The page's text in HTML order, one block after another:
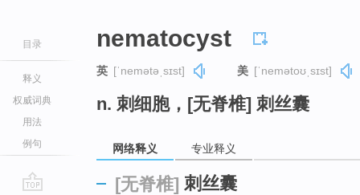
目录
释义
权威词典
用法
例句
nematocyst
英 [ˈnemətəˌsɪst] 美 [ˈnemətoʊˌsɪst]
n. 刺细胞，[无脊椎] 刺丝囊
网络释义 专业释义
[无脊椎] 刺丝囊